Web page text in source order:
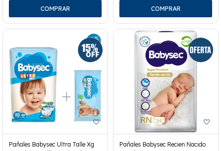
Pañales Babysec Ultra Talle Xg
Pañales Babysec Recien Nacido